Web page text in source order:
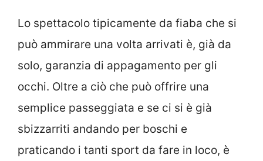
Lo spettacolo tipicamente da fiaba che si
può ammirare una volta arrivati è, già da
solo, garanzia di appagamento per gli
occhi. Oltre a ciò che può offrire una
semplice passeggiata e se ci si è già
sbizzarriti andando per boschi e
praticando i tanti sport da fare in loco, è